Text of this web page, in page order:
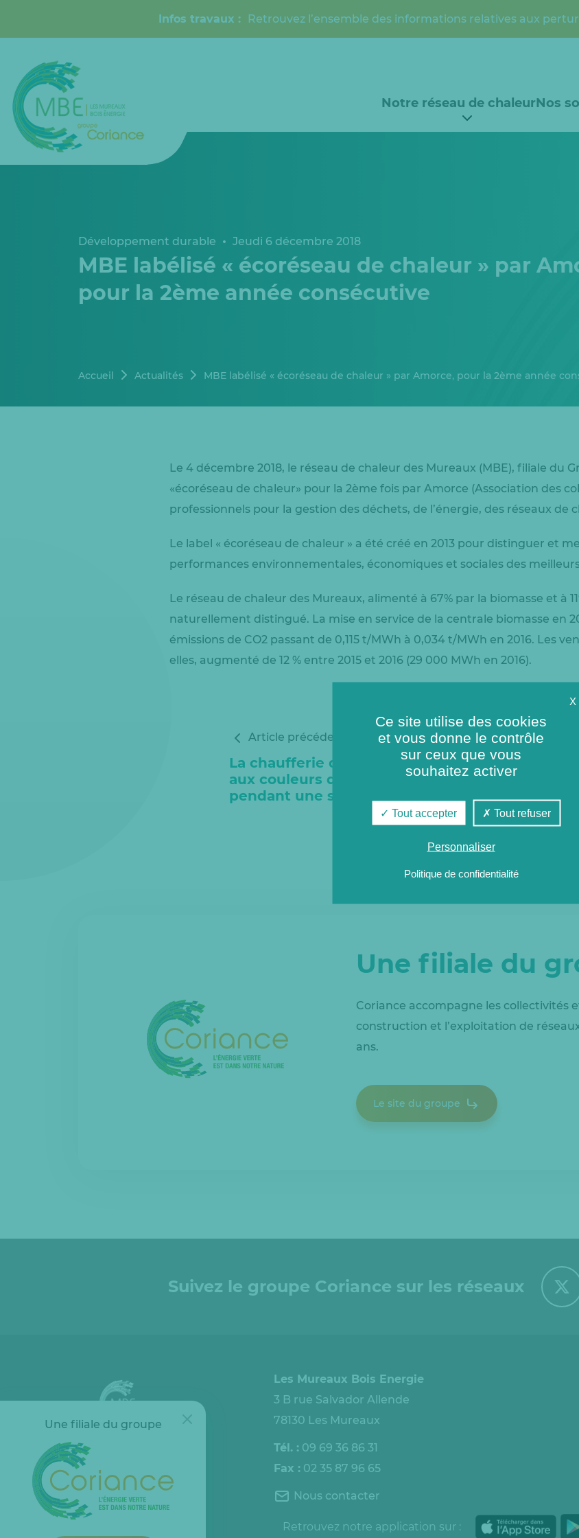
Infos travaux : Retrouvez l’ensemble des informations relatives aux
Notre réseau de chaleurNos
Développement durable Jeudi 6 décembre 2018
MBE labélisé « écoréseau de chaleur » par
pour la 2ème année consécutive
Accueil Actualités MBE labélisé « écoréseau de chaleur » par Amorce, pour la 2ème année
Le 4 décembre 2018, le réseau de chaleur des Mureaux (MBE), filiale du
«écoréseau de chaleur» pour la 2ème fois par Amorce (Association des
professionnels pour la gestion des déchets, de l’énergie, des réseaux de
Le label « écoréseau de chaleur » a été créé en 2013 pour distinguer et
performances environnementales, économiques et sociales des
Le réseau de chaleur des Mureaux, alimenté à 67% par la biomasse et à
naturellement distingué. La mise en service de la centrale biomasse en
émissions de CO2 passant de 0,115 t/MWh à 0,034 t/MWh en 2016. Les
elles, augmenté de 12 % entre 2015 et 2016 (29 000 MWh en 2016).
Article précédent
La chaufferie des Mureaux
aux couleurs de l’Europe
pendant une semaine
Journées
des
: la
Mureaux
Une filiale du
Coriance accompagne les collectivités
construction et l’exploitation de
ans.
Le site du groupe
Suivez le groupe Coriance sur les réseaux
Espace client
Les Mureaux Bois Energie
3 B rue Salvador Allende
78130 Les Mureaux
Tél. : 09 69 36 86 31
Fax : 02 35 87 96 65
Nous contacter
Retrouvez notre application sur :
Une filiale du groupe
X
Ce site utilise des cookies
et vous donne le contrôle
sur ceux que vous
souhaitez activer
Tout accepter Tout refuser
Personnaliser
Politique de confidentialité